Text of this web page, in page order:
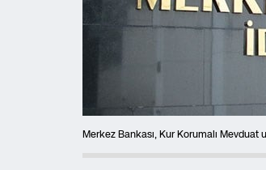
Merkez Bankası, Kur Korumalı Mevduat